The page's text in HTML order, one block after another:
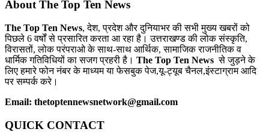
About The Top Ten News
The Top Ten News, देश, प्रदेश और दुनियाभर की सभी मुख्य खबरों को
पिछले 6 वर्षों से प्रसारित करता आ रहा है। उत्तराखण्ड की लोक संस्कृति,
विरासतों, लोक परंपराओ के साथ-साथ आर्थिक, सामाजिक राजनीतिक व
धार्मिक गतिविधियों का सजग प्रहरी है। The Top Ten News से जुड़ने के
लिए हमारे फोन नंबर के माध्यम या फेसबुक पेज,यू-ट्यूब चैनल,इंस्टाग्राम आदि
पर सम्पर्क करे।
Email: thetoptennewsnetwork@gmail.com
QUICK CONTACT